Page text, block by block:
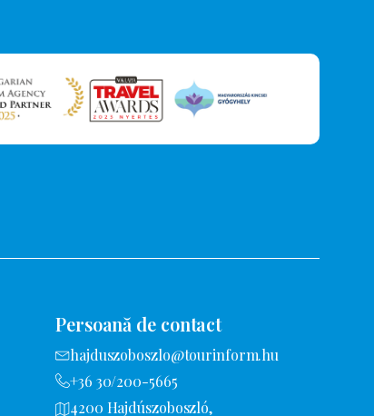
Persoană de contact
hajduszoboszlo@tourinform.hu
+36 30/200-5665
4200 Hajdúszoboszló,